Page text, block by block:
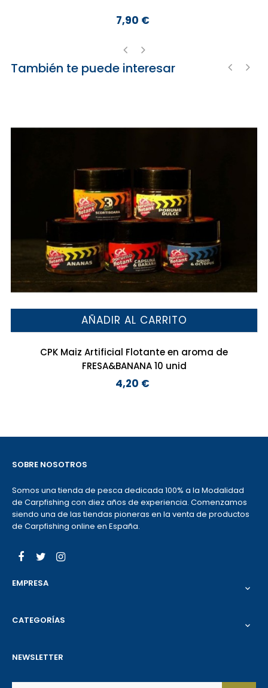
Precio
7,90 €
‹ ›
También te puede interesar
AÑADIR AL CARRITO
CPK Maiz Artificial Flotante en aroma de
FRESA&BANANA 10 unid
Precio
4,20 €
SOBRE NOSOTROS
Somos una tienda de pesca dedicada 100% a la Modalidad
de Carpfishing con diez años de experiencia. Comenzamos
siendo una de las tiendas pioneras en la venta de productos
de Carpfishing online en España.
Facebook
Twitter
EMPRESA 
CATEGORÍAS 
NEWSLETTER